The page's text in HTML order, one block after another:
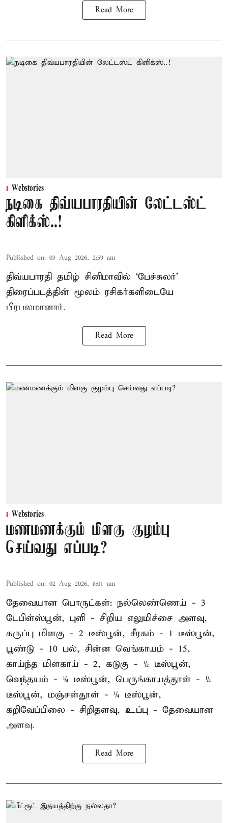
Read More
Webstories
நடிகை திவ்யபாரதியின் லேட்டஸ்ட்
கிளிக்ஸ்..!
Published on: 03 Aug 2026, 2:59 am
திவ்யபாரதி தமிழ் சினிமாவில் ‘பேச்சுலர்’
திரைப்படத்தின் மூலம் ரசிகர்களிடையே
பிரபலமானார்.
Read More
Webstories
மணமணக்கும் மிளகு குழம்பு
செய்வது எப்படி?
Published on: 02 Aug 2026, 8:01 am
தேவையான பொருட்கள்: நல்லெண்ணெய் - 3
டேபிள்ஸ்பூன், புளி - சிறிய எலுமிச்சை அளவு,
கருப்பு மிளகு - 2 டீஸ்பூன், சீரகம் - 1 டீஸ்பூன்,
பூண்டு - 10 பல், சின்ன வெங்காயம் - 15,
காய்ந்த மிளகாய் - 2, கடுகு - ½ டீஸ்பூன்,
வெந்தயம் - ¼ டீஸ்பூன், பெருங்காயத்தூள் - ¼
டீஸ்பூன், மஞ்சள்தூள் - ¼ டீஸ்பூன்,
கறிவேப்பிலை - சிறிதளவு, உப்பு - தேவையான
அளவு.
Read More